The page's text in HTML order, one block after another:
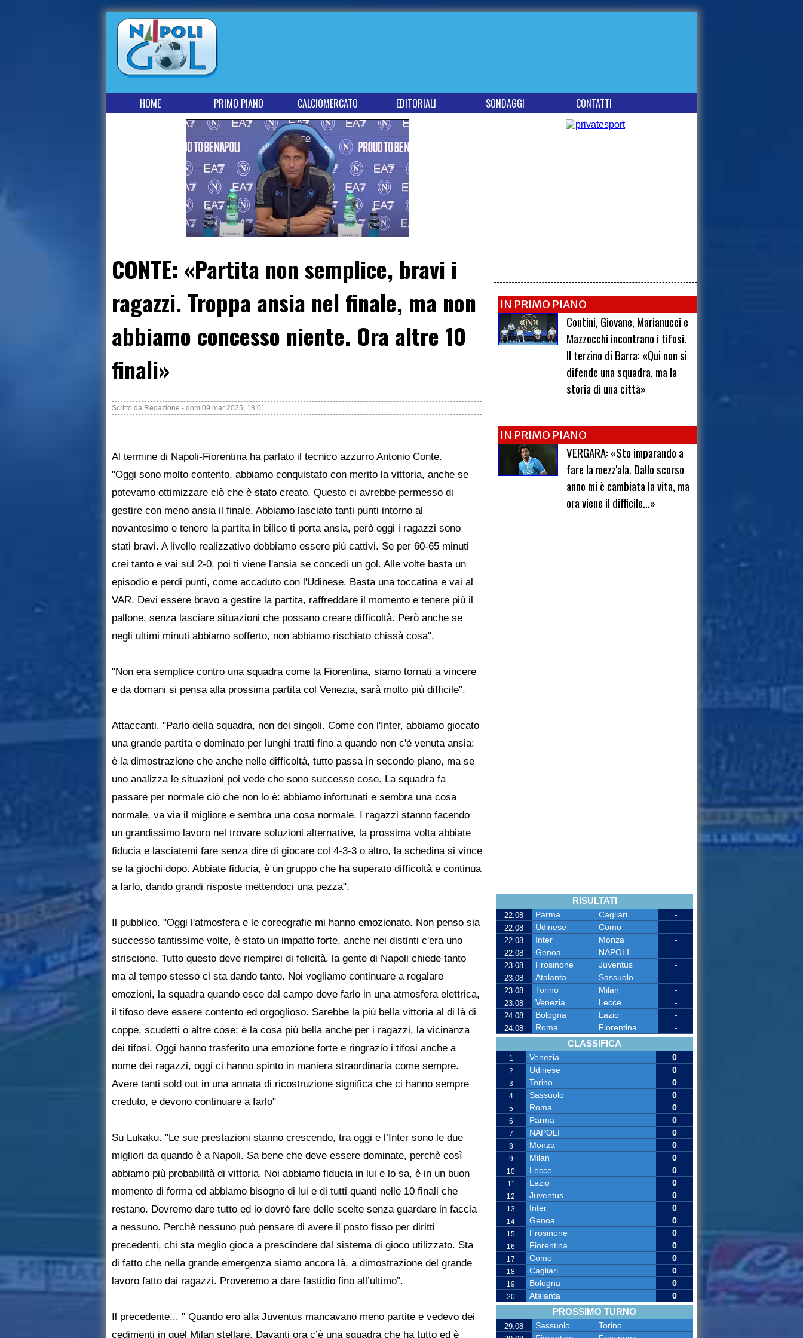
HOME PRIMO PIANO CALCIOMERCATO EDITORIALI SONDAGGI CONTATTI
CONTE: «Partita non semplice, bravi i
ragazzi. Troppa ansia nel finale, ma non
abbiamo concesso niente. Ora altre 10
finali»
Scritto da Redazione - dom 09 mar 2025, 18:01
Al termine di Napoli-Fiorentina ha parlato il tecnico azzurro Antonio Conte.
"Oggi sono molto contento, abbiamo conquistato con merito la vittoria, anche se
potevamo ottimizzare ciò che è stato creato. Questo ci avrebbe permesso di
gestire con meno ansia il finale. Abbiamo lasciato tanti punti intorno al
novantesimo e tenere la partita in bilico ti porta ansia, però oggi i ragazzi sono
stati bravi. A livello realizzativo dobbiamo essere più cattivi. Se per 60-65 minuti
crei tanto e vai sul 2-0, poi ti viene l'ansia se concedi un gol. Alle volte basta un
episodio e perdi punti, come accaduto con l'Udinese. Basta una toccatina e vai al
VAR. Devi essere bravo a gestire la partita, raffreddare il momento e tenere più il
pallone, senza lasciare situazioni che possano creare difficoltà. Però anche se
negli ultimi minuti abbiamo sofferto, non abbiamo rischiato chissà cosa".
"Non era semplice contro una squadra come la Fiorentina, siamo tornati a vincere
e da domani si pensa alla prossima partita col Venezia, sarà molto più difficile".
Attaccanti. "Parlo della squadra, non dei singoli. Come con l'Inter, abbiamo giocato
una grande partita e dominato per lunghi tratti fino a quando non c'è venuta ansia:
è la dimostrazione che anche nelle difficoltà, tutto passa in secondo piano, ma se
uno analizza le situazioni poi vede che sono successe cose. La squadra fa
passare per normale ciò che non lo è: abbiamo infortunati e sembra una cosa
normale, va via il migliore e sembra una cosa normale. I ragazzi stanno facendo
un grandissimo lavoro nel trovare soluzioni alternative, la prossima volta abbiate
fiducia e lasciatemi fare senza dire di giocare col 4-3-3 o altro, la schedina si vince
se la giochi dopo. Abbiate fiducia, è un gruppo che ha superato difficoltà e continua
a farlo, dando grandi risposte mettendoci una pezza".
Il pubblico. "Oggi l'atmosfera e le coreografie mi hanno emozionato. Non penso sia
successo tantissime volte, è stato un impatto forte, anche nei distinti c'era uno
striscione. Tutto questo deve riempirci di felicità, la gente di Napoli chiede tanto
ma al tempo stesso ci sta dando tanto. Noi vogliamo continuare a regalare
emozioni, la squadra quando esce dal campo deve farlo in una atmosfera elettrica,
il tifoso deve essere contento ed orgoglioso. Sarebbe la più bella vittoria al di là di
coppe, scudetti o altre cose: è la cosa più bella anche per i ragazzi, la vicinanza
dei tifosi. Oggi hanno trasferito una emozione forte e ringrazio i tifosi anche a
nome dei ragazzi, oggi ci hanno spinto in maniera straordinaria come sempre.
Avere tanti sold out in una annata di ricostruzione significa che ci hanno sempre
creduto, e devono continuare a farlo"
Su Lukaku. "Le sue prestazioni stanno crescendo, tra oggi e l’Inter sono le due
migliori da quando è a Napoli. Sa bene che deve essere dominate, perchè così
abbiamo più probabilità di vittoria. Noi abbiamo fiducia in lui e lo sa, è in un buon
momento di forma ed abbiamo bisogno di lui e di tutti quanti nelle 10 finali che
restano. Dovremo dare tutto ed io dovrò fare delle scelte senza guardare in faccia
a nessuno. Perchè nessuno può pensare di avere il posto fisso per diritti
precedenti, chi sta meglio gioca a prescindere dal sistema di gioco utilizzato. Sta
di fatto che nella grande emergenza siamo ancora là, a dimostrazione del grande
lavoro fatto dai ragazzi. Proveremo a dare fastidio fino all’ultimo”.
Il precedente... " Quando ero alla Juventus mancavano meno partite e vedevo dei
cedimenti in quel Milan stellare. Davanti ora c’è una squadra che ha tutto ed è
IN PRIMO PIANO
Contini, Giovane, Marianucci e
Mazzocchi incontrano i tifosi.
Il terzino di Barra: «Qui non si
difende una squadra, ma la
storia di una città»
IN PRIMO PIANO
VERGARA: «Sto imparando a
fare la mezz'ala. Dallo scorso
anno mi è cambiata la vita, ma
ora viene il difficile...»
RISULTATI
22.08 Parma Cagliari
-
22.08
Udinese Como
-
22.08
Inter Monza
-
22.08
Genoa NAPOLI
-
23.08
Frosinone Juventus
-
23.08
Atalanta Sassuolo
-
23.08
Torino Milan
-
23.08
Venezia Lecce
-
24.08
Bologna Lazio
-
24.08
Roma Fiorentina -
CLASSIFICA
1 Venezia 0
2 Udinese 0
3 Torino 0
4 Sassuolo 0
5 Roma 0
6 Parma 0
7 NAPOLI 0
8 Monza 0
9 Milan 0
10 Lecce 0
11 Lazio 0
12 Juventus 0
13 Inter 0
14 Genoa 0
15 Frosinone 0
16 Fiorentina 0
17 Como 0
18 Cagliari 0
19 Bologna 0
20 Atalanta 0
PROSSIMO TURNO
29.08 Sassuolo Torino